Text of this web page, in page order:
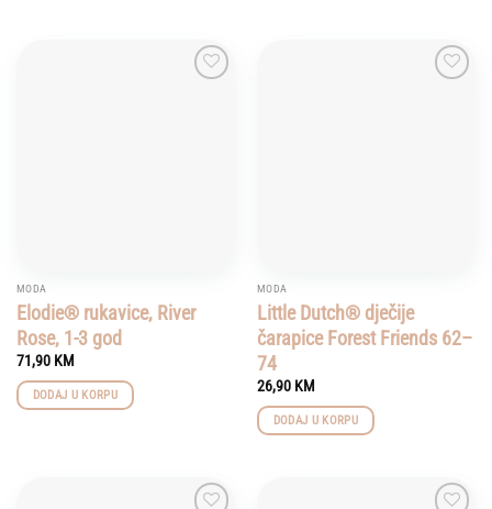
MODA
Elodie® rukavice, River
Rose, 1-3 god
71,90 KM
DODAJ U KORPU
MODA
Little Dutch® dječije
čarapice Forest Friends 62–
74
26,90 KM
DODAJ U KORPU